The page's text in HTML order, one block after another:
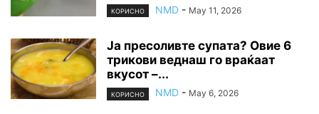
КОРИСНО NMD - May 11, 2026
Ја пресоливте супата? Овие 6
трикови веднаш го враќаат
вкусот –...
КОРИСНО NMD - May 6, 2026